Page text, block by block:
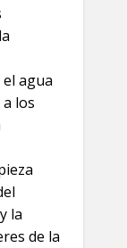
agua
los
la
de la